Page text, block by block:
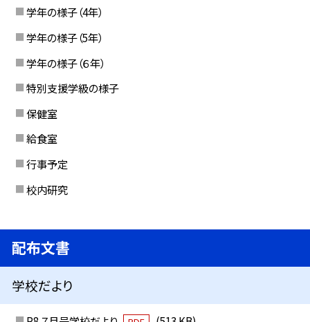
学年の様子（4年）
学年の様子（5年）
学年の様子（６年）
特別支援学級の様子
保健室
給食室
行事予定
校内研究
配布文書
学校だより